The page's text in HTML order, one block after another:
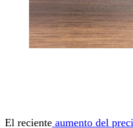
El reciente aumento del